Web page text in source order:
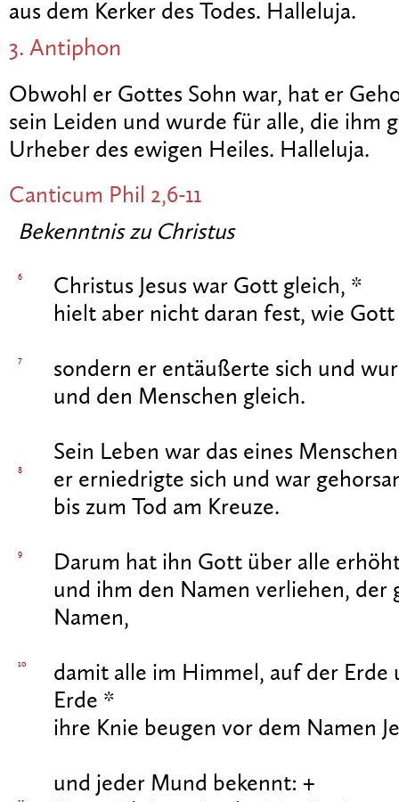
aus dem Kerker des Todes. Halleluja.
3. Antiphon
Obwohl er Gottes Sohn war, hat er
sein Leiden und wurde für alle, die ihm
Urheber des ewigen Heiles. Halleluja.
Canticum Phil 2,6-11
Bekenntnis zu Christus
6
Christus Jesus war Gott gleich, *
hielt aber nicht daran fest, wie Gott
7
sondern er entäußerte sich und
und den Menschen gleich.
Sein Leben war das eines
8
er erniedrigte sich und war
bis zum Tod am Kreuze.
9
Darum hat ihn Gott über alle
und ihm den Namen verliehen, der
Namen,
10
damit alle im Himmel, auf der Erde
Erde *
ihre Knie beugen vor dem Namen
und jeder Mund bekennt: +